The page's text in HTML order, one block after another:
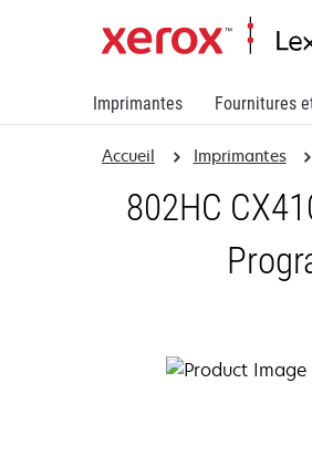
Imprimantes Fournitures
Accueil Imprimantes
802HC